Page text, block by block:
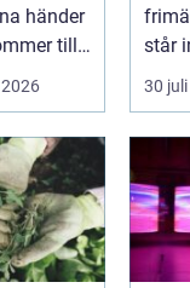
händer
till
står
Var
30